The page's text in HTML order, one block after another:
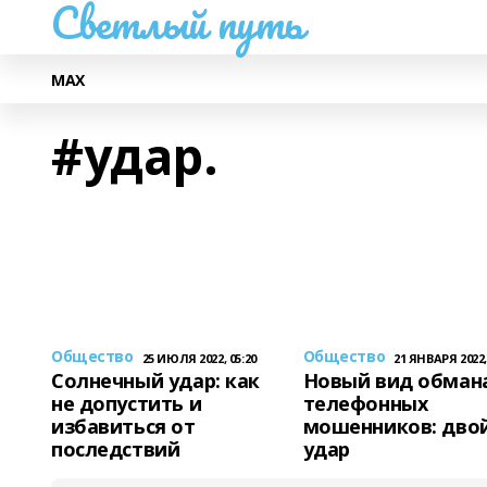
Светлый путь
МАХ
#удар.
Общество 25 ИЮЛЯ 2022, 05:20
Солнечный удар: как
не допустить и
избавиться от
последствий
Общество 21 ЯНВАРЯ 2022,
Новый вид
телефонных
мошенников:
удар